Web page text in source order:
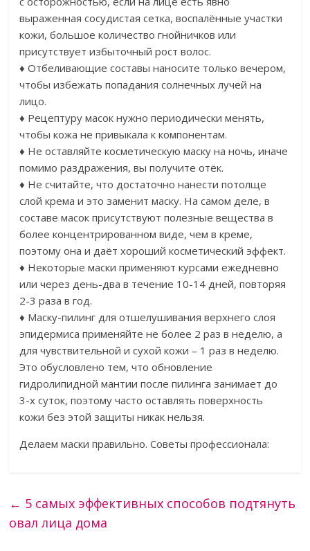
выраженная сосудистая сетка, воспалённые участки
кожи, большое количество гнойничков или
присутствует избыточный рост волос.
♦ Отбеливающие составы наносите только вечером,
чтобы избежать попадания солнечных лучей на
лицо.
♦ Рецептуру масок нужно периодически менять,
чтобы кожа не привыкала к компонентам.
♦ Не оставляйте косметическую маску на ночь, иначе
помимо раздражения, вы получите отёк.
♦ Не считайте, что достаточно нанести потолще
слой крема и это заменит маску. На самом деле, в
составе масок присутствуют полезные вещества в
более концентрированном виде, чем в креме,
поэтому она и даёт хороший косметический эффект.
♦ Некоторые маски применяют курсами ежедневно
или через день-два в течение 10-14 дней, повторяя
2-3 раза в год.
♦ Маску-пилинг для отшелушивания верхнего слоя
эпидермиса применяйте не более 2 раз в неделю, а
для чувствительной и сухой кожи – 1 раз в неделю.
Это обусловлено тем, что обновление
гидролипидной мантии после пилинга занимает до
3-х суток, поэтому часто оставлять поверхность
кожи без этой защиты никак нельзя.
Делаем маски правильно. Советы профессионала:
← 5 самых эффективных способов подтянуть
овал лица дома